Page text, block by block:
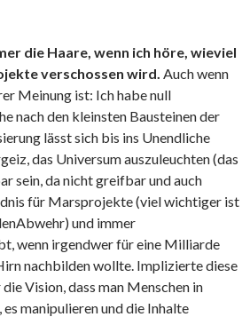
die Haare, wenn ich höre, wieviel
verschossen wird. Auch wenn
Meinung ist: Ich habe null
nach den kleinsten Bausteinen der
lässt sich bis ins Unendliche
das Universum auszuleuchten (das
sein, da nicht greifbar und auch
für Marsprojekte (viel wichtiger ist
und immer
wenn irgendwer für eine Milliarde
nachbilden wollte. Implizierte diese
Vision, dass man Menschen in
manipulieren und die Inhalte